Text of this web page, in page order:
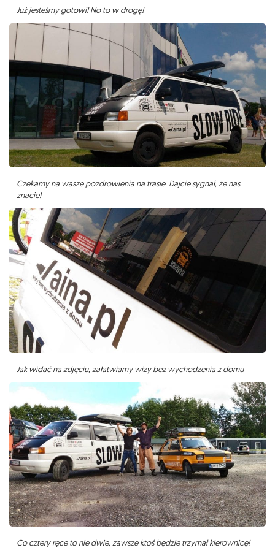
Już jesteśmy gotowi! No to w drogę!
Czekamy na wasze pozdrowienia na trasie. Dajcie sygnał, że nas
znacie!
Jak widać na zdjęciu, załatwiamy wizy bez wychodzenia z domu
Co cztery ręce to nie dwie, zawsze ktoś będzie trzymał kierownicę!